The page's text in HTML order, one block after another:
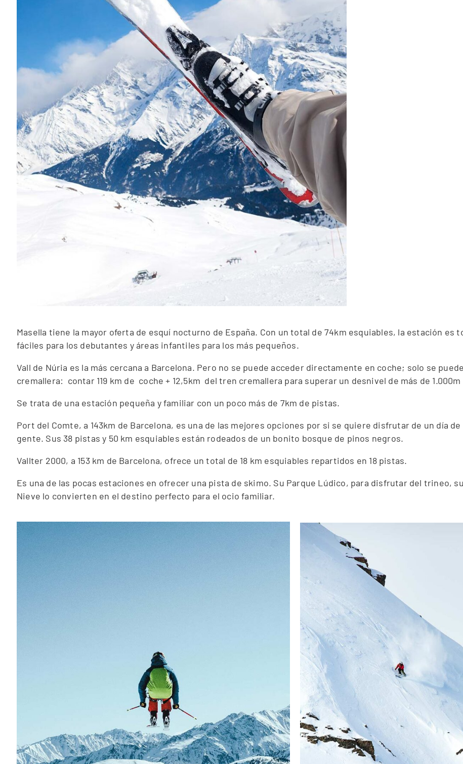
Masella tiene la mayor oferta de esquí nocturno de España. Con un total de 74km esquiables, la estación es
fáciles para los debutantes y áreas infantiles para los más pequeños.
Vall de Núria es la más cercana a Barcelona. Pero no se puede acceder directamente en coche; solo se
cremallera: contar 119 km de coche + 12,5km del tren cremallera para superar un desnivel de más de
Se trata de una estación pequeña y familiar con un poco más de 7km de pistas.
Port del Comte, a 143km de Barcelona, es una de las mejores opciones por si se quiere disfrutar de un día
gente. Sus 38 pistas y 50 km esquiables están rodeados de un bonito bosque de pinos negros.
Vallter 2000, a 153 km de Barcelona, ofrece un total de 18 km esquiables repartidos en 18 pistas.
Es una de las pocas estaciones en ofrecer una pista de skimo. Su Parque Lúdico, para disfrutar del trineo,
Nieve lo convierten en el destino perfecto para el ocio familiar.